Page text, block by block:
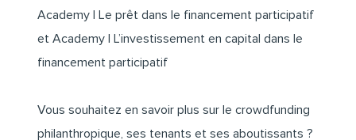
Academy I Le prêt dans le financement participatif
et Academy I L’investissement en capital dans le
financement participatif
Vous souhaitez en savoir plus sur le crowdfunding
philanthropique, ses tenants et ses aboutissants ?